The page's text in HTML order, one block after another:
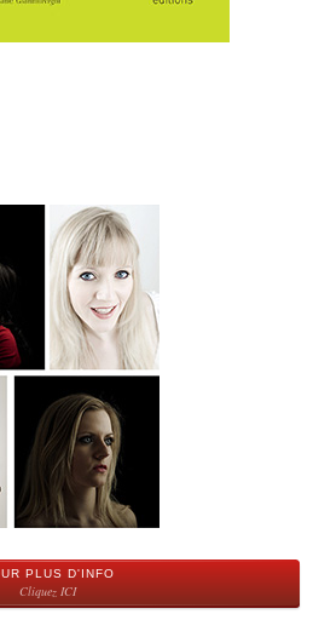
PLUS D'INFO
Cliquez ICI